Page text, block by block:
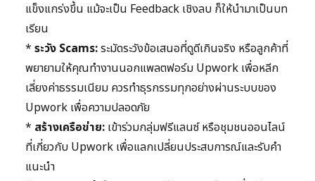
แข็งแกร่งขึ้น แม้จะเป็น Feedback เชิงลบ ก็ให้นำมาเป็นบท
เรียน
* ระวัง Scams:ระมัดระวังข้อเสนอที่ดูดีเกินจริง หรือลูกค้าที่
พยายามให้คุณทำงานนอกแพลตฟอร์ม Upwork เพื่อหลีก
เลี่ยงค่าธรรมเนียม ควรทำธุรกรรมทุกอย่างผ่านระบบของ
Upwork เพื่อความปลอดภัย
* สร้างเครือข่าย: เข้าร่วมกลุ่มฟรีแลนซ์ หรือชุมชนออนไลน์
ที่เกี่ยวกับ Upwork เพื่อแลกเปลี่ยนประสบการณ์และรับคำ
แนะนำ